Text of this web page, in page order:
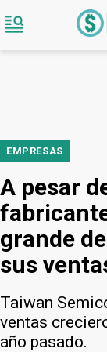
EMPRESAS
A pesar
grande
sus
Taiwan
ventas
año pasado.